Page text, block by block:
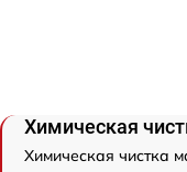
Химическая
Химическая чистка